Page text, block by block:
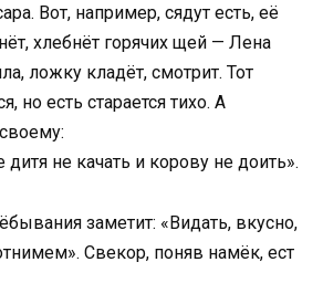
Вот, например, сядут есть, её
хлебнёт горячих щей — Лена
ложку кладёт, смотрит. Тот
но есть старается тихо. А
дитя не качать и корову не доить».
заметит: «Видать, вкусно,
Свекор, поняв намёк, ест